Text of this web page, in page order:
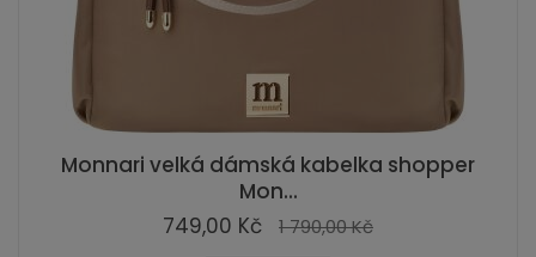
Monnari velká dámská kabelka shopper
Mon...
749,00 Kč
1 790,00 Kč